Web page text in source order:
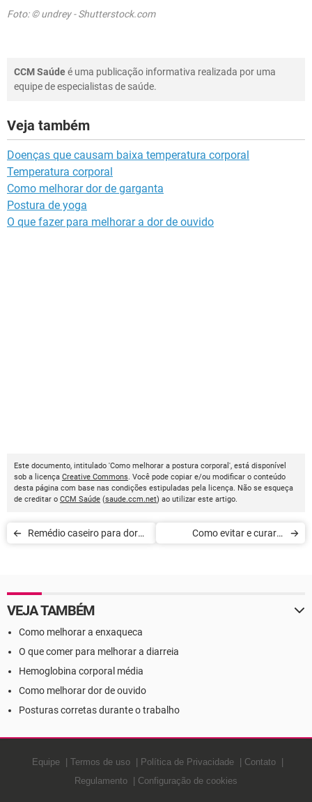
Foto: © undrey - Shutterstock.com
CCM Saúdeé uma publicação informativa realizada por uma
equipe de especialistas de saúde.
Veja também
Doenças que causam baixa temperatura corporal
Temperatura corporal
Como melhorar dor de garganta
Postura de yoga
O que fazer para melhorar a dor de ouvido
Este documento, intitulado 'Como melhorar a postura corporal', está disponível
sob a licença Creative Commons. Você pode copiar e/ou modificar o conteúdo
desta página com base nas condições estipuladas pela licença. Não se esqueça
de creditar o CCM Saúde (saude.ccm.net) ao utilizar este artigo.
Remédio caseiro para dor
Como evitar e curar a
VEJA TAMBÉM
Como melhorar a enxaqueca
O que comer para melhorar a diarreia
Hemoglobina corporal média
Como melhorar dor de ouvido
Posturas corretas durante o trabalho
Equipe Termos de uso Política de Privacidade
Contato
Regulamento
Configuração de cookies